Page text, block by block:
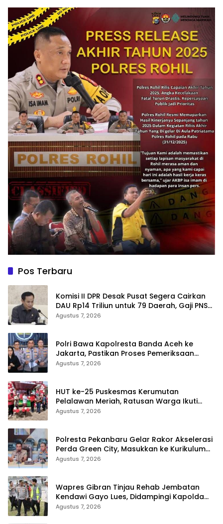
Pos Terbaru
Komisi II DPR Desak Pusat Segera Cairkan
DAU Rp14 Triliun untuk 79 Daerah, Gaji PNS
Terancam Telat
Agustus 7, 2026
Polri Bawa Kapolresta Banda Aceh ke
Jakarta, Pastikan Proses Pemeriksaan
Profesional dan Transparan
Agustus 7, 2026
HUT ke-25 Puskesmas Kerumutan
Pelalawan Meriah, Ratusan Warga Ikuti
Jalan Santai dan Cek Kesehatan Gratis
Agustus 7, 2026
Polresta Pekanbaru Gelar Rakor Akselerasi
Perda Green City, Masukkan ke Kurikulum
Sekolah
Agustus 7, 2026
Wapres Gibran Tinjau Rehab Jembatan
Kendawi Gayo Lues, Didampingi Kapolda
Aceh
Agustus 7, 2026